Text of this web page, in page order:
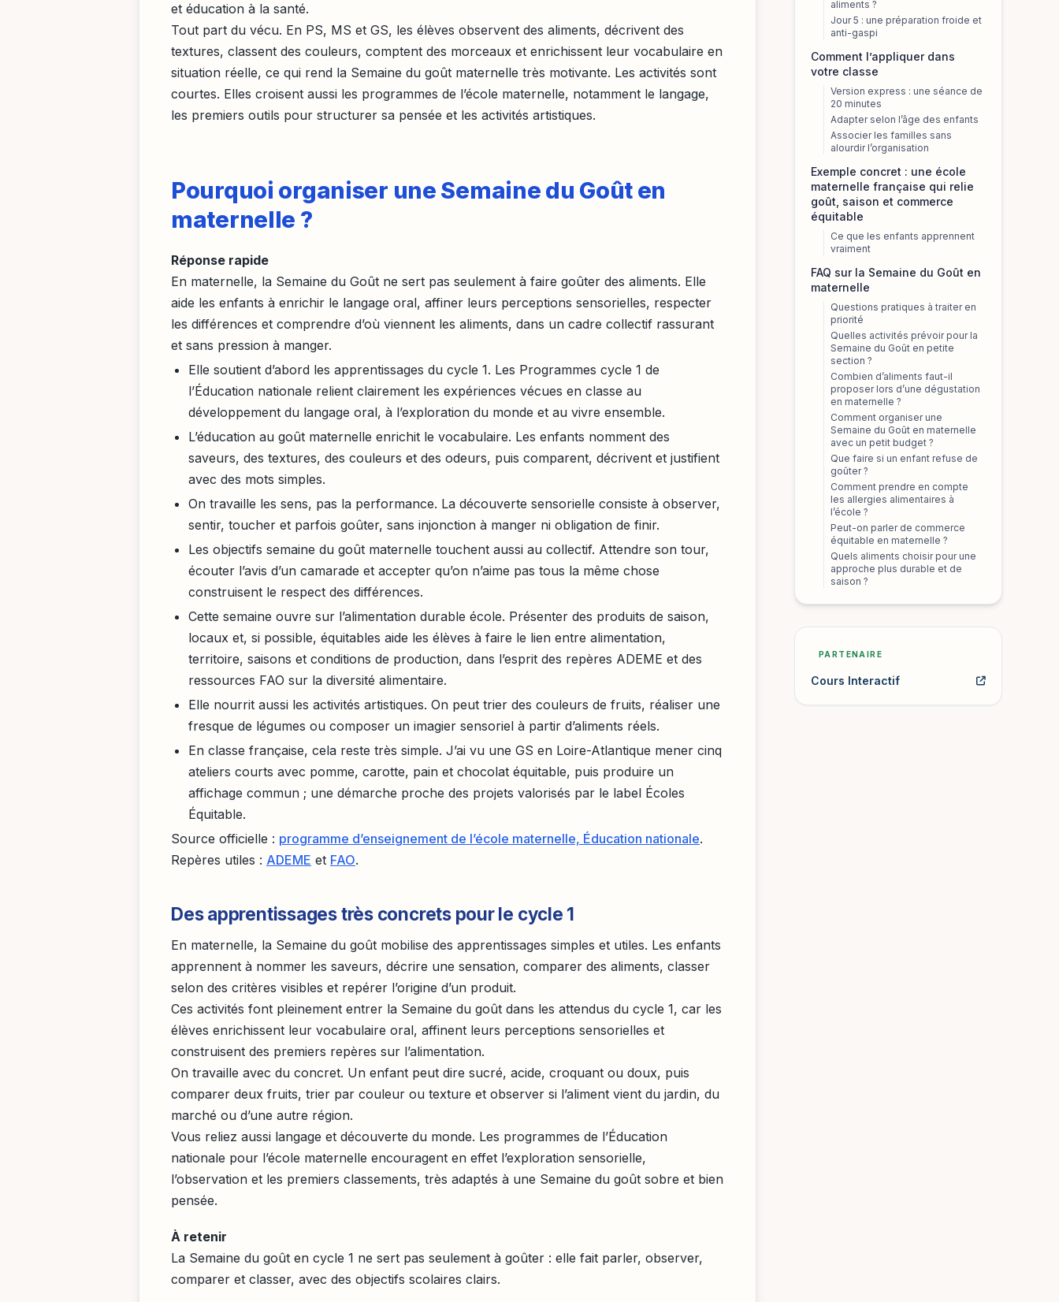
et éducation à la santé.
Tout part du vécu. En PS, MS et GS, les élèves observent des aliments, décrivent des
textures, classent des couleurs, comptent des morceaux et enrichissent leur vocabulaire en
situation réelle, ce qui rend la Semaine du goût maternelle très motivante. Les activités sont
courtes. Elles croisent aussi les programmes de l’école maternelle, notamment le langage,
les premiers outils pour structurer sa pensée et les activités artistiques.
Pourquoi organiser une Semaine du Goût en
maternelle ?
Réponse rapide
En maternelle, la Semaine du Goût ne sert pas seulement à faire goûter des aliments. Elle
aide les enfants à enrichir le langage oral, affiner leurs perceptions sensorielles, respecter
les différences et comprendre d’où viennent les aliments, dans un cadre collectif rassurant
et sans pression à manger.
Elle soutient d’abord les apprentissages du cycle 1. Les Programmes cycle 1 de
l’Éducation nationale relient clairement les expériences vécues en classe au
développement du langage oral, à l’exploration du monde et au vivre ensemble.
L’éducation au goût maternelle enrichit le vocabulaire. Les enfants nomment des
saveurs, des textures, des couleurs et des odeurs, puis comparent, décrivent et justifient
avec des mots simples.
On travaille les sens, pas la performance. La découverte sensorielle consiste à observer,
sentir, toucher et parfois goûter, sans injonction à manger ni obligation de finir.
Les objectifs semaine du goût maternelle touchent aussi au collectif. Attendre son tour,
écouter l’avis d’un camarade et accepter qu’on n’aime pas tous la même chose
construisent le respect des différences.
Cette semaine ouvre sur l’alimentation durable école. Présenter des produits de saison,
locaux et, si possible, équitables aide les élèves à faire le lien entre alimentation,
territoire, saisons et conditions de production, dans l’esprit des repères ADEME et des
ressources FAO sur la diversité alimentaire.
Elle nourrit aussi les activités artistiques. On peut trier des couleurs de fruits, réaliser une
fresque de légumes ou composer un imagier sensoriel à partir d’aliments réels.
En classe française, cela reste très simple. J’ai vu une GS en Loire-Atlantique mener cinq
ateliers courts avec pomme, carotte, pain et chocolat équitable, puis produire un
affichage commun ; une démarche proche des projets valorisés par le label Écoles
Équitable.
Source officielle : programme d’enseignement de l’école maternelle, Éducation nationale.
Repères utiles : ADEME et FAO.
Des apprentissages très concrets pour le cycle 1
En maternelle, la Semaine du goût mobilise des apprentissages simples et utiles. Les enfants
apprennent à nommer les saveurs, décrire une sensation, comparer des aliments, classer
selon des critères visibles et repérer l’origine d’un produit.
Ces activités font pleinement entrer la Semaine du goût dans les attendus du cycle 1, car les
élèves enrichissent leur vocabulaire oral, affinent leurs perceptions sensorielles et
construisent des premiers repères sur l’alimentation.
On travaille avec du concret. Un enfant peut dire sucré, acide, croquant ou doux, puis
comparer deux fruits, trier par couleur ou texture et observer si l’aliment vient du jardin, du
marché ou d’une autre région.
Vous reliez aussi langage et découverte du monde. Les programmes de l’Éducation
nationale pour l’école maternelle encouragent en effet l’exploration sensorielle,
l’observation et les premiers classements, très adaptés à une Semaine du goût sobre et bien
pensée.
À retenir
La Semaine du goût en cycle 1 ne sert pas seulement à goûter : elle fait parler, observer,
comparer et classer, avec des objectifs scolaires clairs.
aliments ?
Jour 5 : une préparation froide et
anti-gaspi
Comment l’appliquer dans
votre classe
Version express : une séance de
20 minutes
Adapter selon l’âge des enfants
Associer les familles sans
alourdir l’organisation
Exemple concret : une école
maternelle française qui relie
goût, saison et commerce
équitable
Ce que les enfants apprennent
vraiment
FAQ sur la Semaine du Goût en
maternelle
Questions pratiques à traiter en
priorité
Quelles activités prévoir pour la
Semaine du Goût en petite
section ?
Combien d’aliments faut-il
proposer lors d’une dégustation
en maternelle ?
Comment organiser une
Semaine du Goût en maternelle
avec un petit budget ?
Que faire si un enfant refuse de
goûter ?
Comment prendre en compte
les allergies alimentaires à
l’école ?
Peut-on parler de commerce
équitable en maternelle ?
Quels aliments choisir pour une
approche plus durable et de
saison ?
PARTENAIRE
Cours Interactif